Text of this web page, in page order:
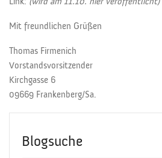
Mit freundlichen Grüßen
Thomas Firmenich
Vorstandsvorsitzender
Kirchgasse 6
09669 Frankenberg/Sa.
Blogsuche